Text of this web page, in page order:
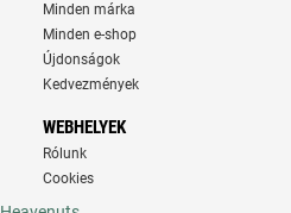
Minden márka
Minden e-shop
Újdonságok
Kedvezmények
WEBHELYEK
Rólunk
Cookies